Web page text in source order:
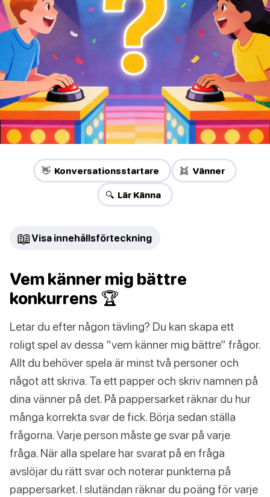
👋 Konversationsstartare 👯 Vänner
🔍 Lär Känna
📖 Visa innehållsförteckning
Vem känner mig bättre
konkurrens 🏆
Letar du efter någon tävling? Du kan skapa ett
roligt spel av dessa “vem känner mig bättre” frågor.
Allt du behöver spela är minst två personer och
något att skriva. Ta ett papper och skriv namnen på
dina vänner på det. På pappersarket räknar du hur
många korrekta svar de fick. Börja sedan ställa
frågorna. Varje person måste ge svar på varje
fråga. När alla spelare har svarat på en fråga
avslöjar du rätt svar och noterar punkterna på
pappersarket. I slutändan räknar du poäng för varje